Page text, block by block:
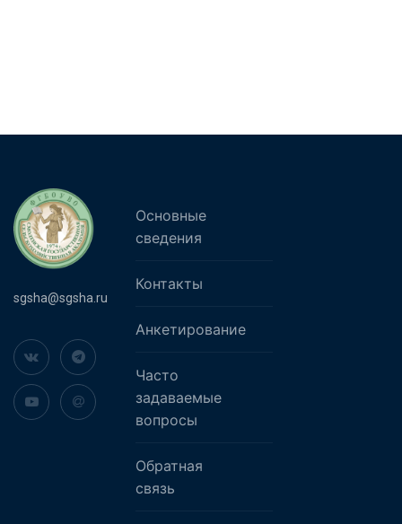
sgsha@sgsha.ru
Основные
сведения
Контакты
Анкетирование
Часто
задаваемые
вопросы
Обратная
связь